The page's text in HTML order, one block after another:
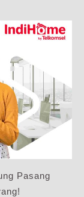
Pasang